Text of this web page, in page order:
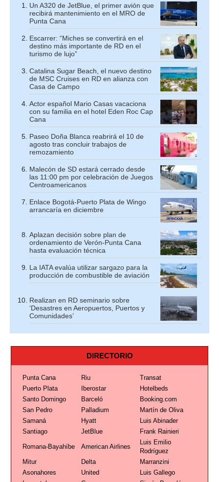
Un A320 de JetBlue, el primer avión que
recibirá mantenimiento en el MRO de
Punta Cana
Escarrer: “Miches se convertirá en el
destino más importante de RD en el
turismo de lujo”
Catalina Sugar Beach, el nuevo destino
de MSC Cruises en RD en alianza con
Casa de Campo
Actor español Mario Casas vacaciona
con su familia en el hotel Eden Roc Cap
Cana
Paseo Doña Blanca reabrirá el 10 de
agosto tras concluir trabajos de
remozamiento
Malecón de SD estará cerrado desde
las 11:00 pm por celebración de Juegos
Centroamericanos
Enlace Bogotá-Puerto Plata de Wingo
arrancaría en diciembre
Aplazan decisión sobre plan de
ordenamiento de Verón-Punta Cana
hasta evaluación técnica
La IATA evalúa utilizar sargazo para la
producción de combustible de aviación
Realizan en RD seminario sobre
‘Desastres en Aeropuertos, Puertos y
Comunidades’
DIRECTORIO
Punta Cana Riu
Transat
Puerto Plata
Iberostar
Hotelbeds
Santo Domingo
Barceló
Booking.com
San Pedro
Palladium
Martín de Oliva
Samaná
Hyatt
Luis Abinader
Santiago
JetBlue Frank Rainieri
Romana-Bayahíbe American Airlines
Luis Emilio
Rodríguez
Mitur
Delta
Marranzini
Asonahores
United
Luis Gallego